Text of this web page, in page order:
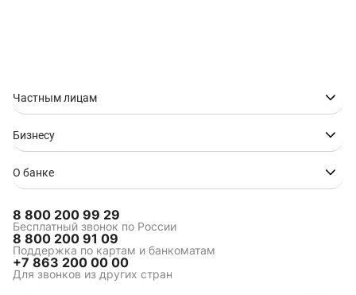
Частным лицам
Бизнесу
О банке
8 800 200 99 29
Бесплатный звонок по России
8 800 200 91 09
Поддержка по картам и банкоматам
+7 863 200 00 00
Для звонков из других стран